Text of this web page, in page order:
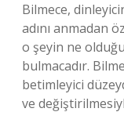
Bilmece,
adını anmadan
o şeyin ne
bulmacadır.
betimleyici
ve